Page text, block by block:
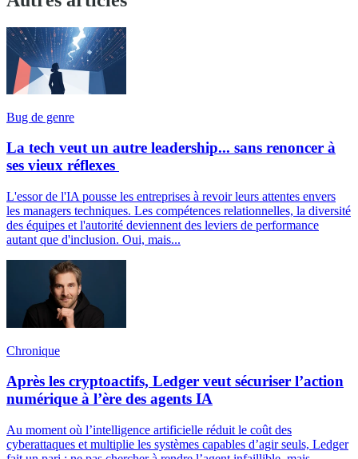
Bug de genre
La tech veut un autre leadership... sans renoncer à
ses vieux réflexes
L'essor de l'IA pousse les entreprises à revoir leurs attentes envers
les managers techniques. Les compétences relationnelles, la diversité
des équipes et l'autorité deviennent des leviers de performance
autant que d'inclusion. Oui, mais...
Chronique
Après les cryptoactifs, Ledger veut sécuriser l’action
numérique à l’ère des agents IA
Au moment où l’intelligence artificielle réduit le coût des
cyberattaques et multiplie les systèmes capables d’agir seuls, Ledger